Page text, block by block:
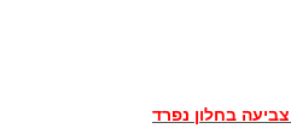
בחלון נפרד